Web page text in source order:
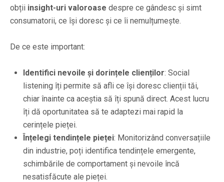
obții insight-uri valoroase despre ce gândesc și simt
consumatorii, ce își doresc și ce îi nemulțumește.
De ce este important:
Identifici nevoile și dorințele clienților: Social
listening îți permite să afli ce își doresc clienții tăi,
chiar înainte ca aceștia să îți spună direct. Acest lucru
îți dă oportunitatea să te adaptezi mai rapid la
cerințele pieței.
Înțelegi tendințele pieței: Monitorizând conversațiile
din industrie, poți identifica tendințele emergente,
schimbările de comportament și nevoile încă
nesatisfăcute ale pieței.